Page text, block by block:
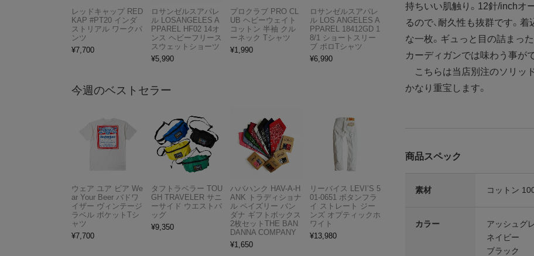
持ちいい肌触り。12針/inchオ
るので、耐久性も抜群です。
な一枚。ギュっと目の詰まっ
カーディガンでは味わう事が
こちらは当店別注のソリッ
かなり重宝します。
商品スペック
素材 コットン
カラー
アッシュグ
ネイビー
ブラック
レッドキャップ RED
KAP #PT20 インダ
ストリアル ワークパ
ンツ
¥7,700
ロサンゼルスアパレ
ル LOSANGELES A
PPAREL HF02 14オ
ンス ヘビーフリース
スウェットショーツ
¥5,990
プロクラブ PRO CL
UB ヘビーウェイト
コットン 半袖 クル
ーネック Tシャツ
¥1,990
ロサンゼルスアパレ
ル LOS ANGELES A
PPAREL 18412GD 1
8/1 ショートスリー
ブ ポロTシャツ
¥6,990
今週のベストセラー
ウェア ユア ビア We
ar Your Beer バドワ
イザー ヴィンテージ
ラベル ポケットTシ
ャツ
¥7,700
タフトラベラー TOU
GH TRAVELER サニ
ーサイド ウエストバ
ッグ
¥9,350
ハバハンク HAV-A-H
ANK トラディショナ
ル ペイズリー バン
ダナ ギフトボックス
2枚セットTHE BAN
DANNA COMPANY
¥1,650
リーバイス LEVI’S 5
01-0651 ボタンフラ
イ ストレート ジー
ンズ オプティックホ
ワイト
¥13,980